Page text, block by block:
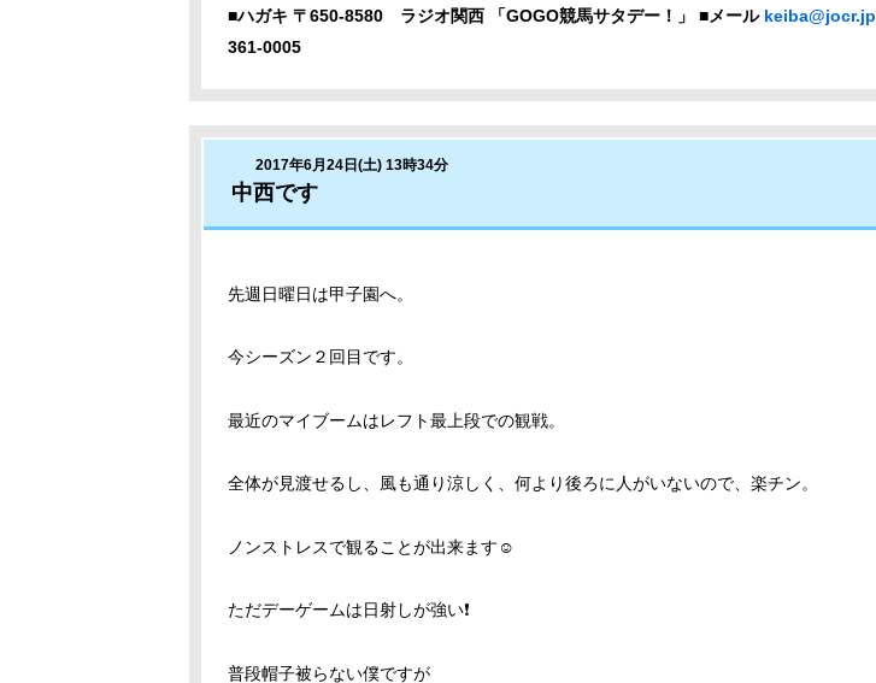
■ハガキ 〒650-8580 ラジオ関西 「GOGO競馬サタデー！」 ■メール keiba@jocr.jp
361-0005
2017年6月24日(土) 13時34分
中西です
先週日曜日は甲子園へ。
今シーズン２回目です。
最近のマイブームはレフト最上段での観戦。
全体が見渡せるし、風も通り涼しく、何より後ろに人がいないので、楽チン。
ノンストレスで観ることが出来ます☺
ただデーゲームは日射しが強い❗
普段帽子被らない僕ですが